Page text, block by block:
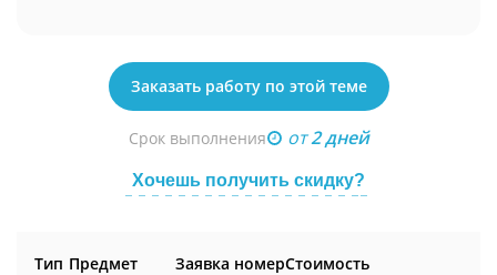
Заказать работу по этой теме
Срок выполнения от2 дней
Хочешь получить скидку?
Тип Предмет
Заявка номерСтоимость